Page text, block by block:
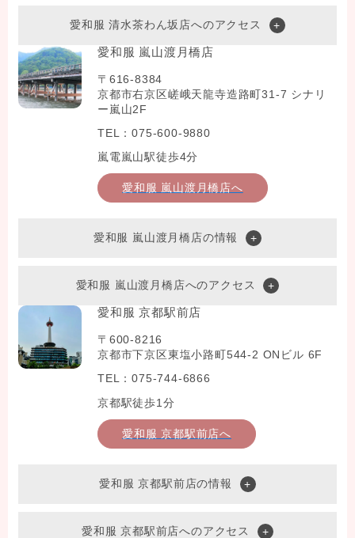
愛和服 清水茶わん坂店へのアクセス
愛和服 嵐山渡月橋店
〒616-8384
京都市右京区嵯峨天龍寺造路町31-7 シナリ
ー嵐山2F
TEL：075-600-9880
嵐電嵐山駅徒歩4分
愛和服 嵐山渡月橋店へ
愛和服 嵐山渡月橋店の情報
愛和服 嵐山渡月橋店へのアクセス
愛和服 京都駅前店
〒600-8216
京都市下京区東塩小路町544-2 ONビル 6F
TEL：075-744-6866
京都駅徒歩1分
愛和服 京都駅前店へ
愛和服 京都駅前店の情報
愛和服 京都駅前店へのアクセス